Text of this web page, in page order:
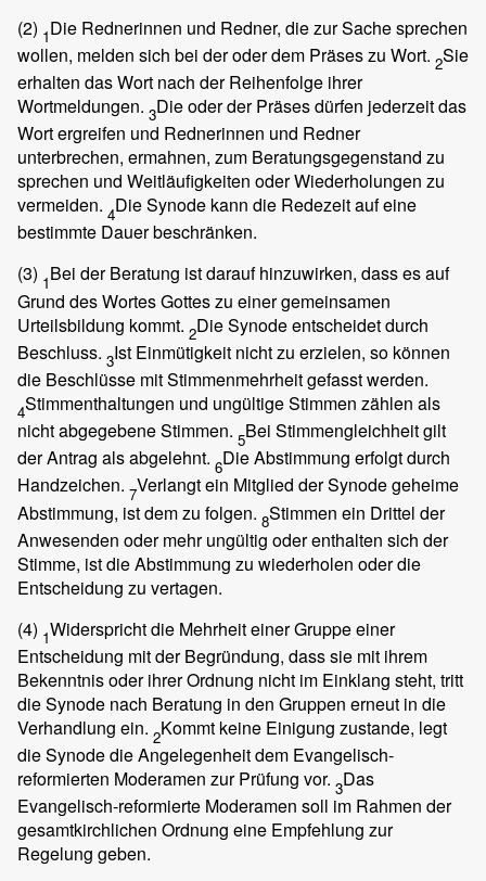
(2) 1Die Rednerinnen und Redner, die zur Sache sprechen
wollen, melden sich bei der oder dem Präses zu Wort. 2Sie
erhalten das Wort nach der Reihenfolge ihrer
Wortmeldungen. 3Die oder der Präses dürfen jederzeit das
Wort ergreifen und Rednerinnen und Redner
unterbrechen, ermahnen, zum Beratungsgegenstand zu
sprechen und Weitläufigkeiten oder Wiederholungen zu
vermeiden. 4Die Synode kann die Redezeit auf eine
bestimmte Dauer beschränken.
(3) 1Bei der Beratung ist darauf hinzuwirken, dass es auf
Grund des Wortes Gottes zu einer gemeinsamen
Urteilsbildung kommt. 2Die Synode entscheidet durch
Beschluss. 3Ist Einmütigkeit nicht zu erzielen, so können
die Beschlüsse mit Stimmenmehrheit gefasst werden.
4Stimmenthaltungen und ungültige Stimmen zählen als
nicht abgegebene Stimmen. 5Bei Stimmengleichheit gilt
der Antrag als abgelehnt. 6Die Abstimmung erfolgt durch
Handzeichen. 7Verlangt ein Mitglied der Synode geheime
Abstimmung, ist dem zu folgen. 8Stimmen ein Drittel der
Anwesenden oder mehr ungültig oder enthalten sich der
Stimme, ist die Abstimmung zu wiederholen oder die
Entscheidung zu vertagen.
(4) 1Widerspricht die Mehrheit einer Gruppe einer
Entscheidung mit der Begründung, dass sie mit ihrem
Bekenntnis oder ihrer Ordnung nicht im Einklang steht, tritt
die Synode nach Beratung in den Gruppen erneut in die
Verhandlung ein. 2Kommt keine Einigung zustande, legt
die Synode die Angelegenheit dem Evangelisch-
reformierten Moderamen zur Prüfung vor. 3Das
Evangelisch-reformierte Moderamen soll im Rahmen der
gesamtkirchlichen Ordnung eine Empfehlung zur
Regelung geben.